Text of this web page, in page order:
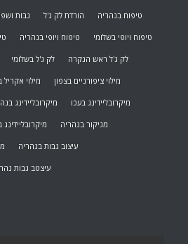
גבות הורדת לק ג'ל טיפוח בנהריה
טיפוח ויופי בנהריה טיפוח ויופי בשלומי
לק ג'ל בשלומי לק ג'ל ראש הנקרה
מילוי אקריל מילוי ציפורניים בצפון
מיקרובליידינג מיקרובליידינג בעכו
מיקרובליידינג מניקור בנהריה
עיצוב גבות בנהריה
עיצטב גבות